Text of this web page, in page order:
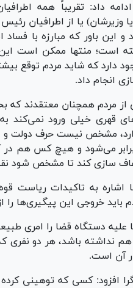
داد: تقریباً همه
وزیرشان) یا از اطرافیان
این باور که مبارزه با فساد
منتها ممکن است این
دارد که شاید مردم توقع
انجام داد.
مردم همچنان معتقدند که
قهری خیلی ورود
دارد، مشخص نیست حرف دولت
می‌شود و هیچ کس هم در
سازی کند تا مشخص شود
اشاره به تاکیدات ریاست
باید خروجی این پیگیری‌ها را
دستگاه قضا را امری
نداشته باشد، هر دو نفری
آن است.
افزود: کسی که توهینی